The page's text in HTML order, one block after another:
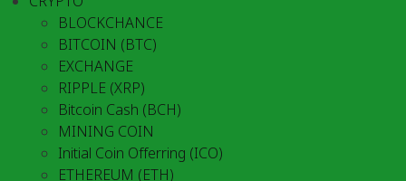
BLOCKCHANCE
BITCOIN (BTC)
EXCHANGE
RIPPLE (XRP)
Bitcoin Cash (BCH)
MINING COIN
Initial Coin Offerring (ICO)
ETHEREUM (ETH)